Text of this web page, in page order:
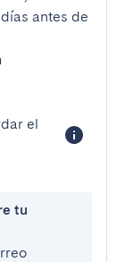
antes de
el
tu